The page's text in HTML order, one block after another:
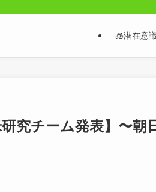
🧊潜在意
究チーム発表】〜朝